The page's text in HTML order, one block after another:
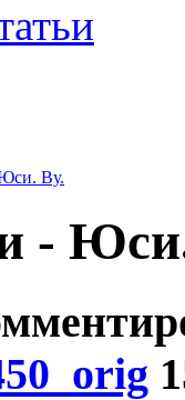
Ву.
-